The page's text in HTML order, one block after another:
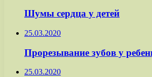
Шумы сердца у детей
25.03.2020
Прорезывание зубов у
25.03.2020